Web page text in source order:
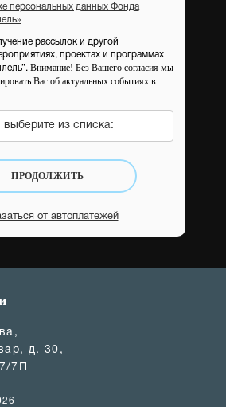
персональных данных Фонда
рассылок и другой
проектах и программах
Внимание! Без Вашего согласия мы
Вас об актуальных событиях в
выберите из списка:
ПРОДОЛЖИТЬ
от автоплатежей
д. 30,
7П